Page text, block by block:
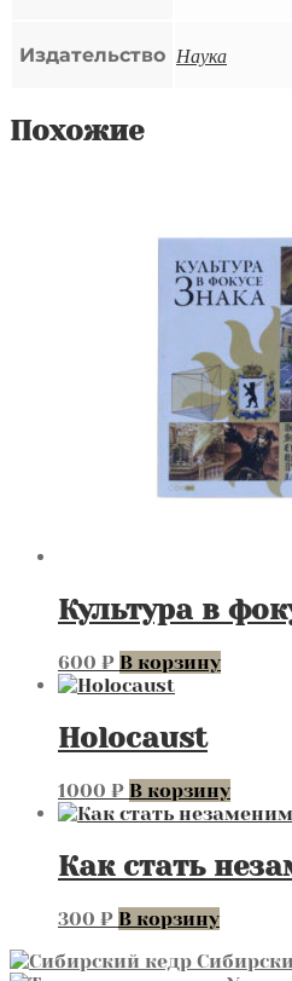
Издательство Наука
Похожие
Культура в
600 ₽ В корзину
Holocaust
1000 ₽ В корзину
Как стать
300 ₽ В корзину